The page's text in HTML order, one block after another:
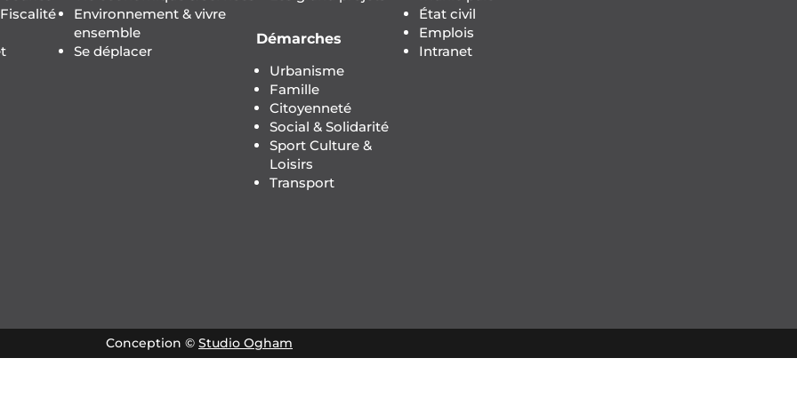
Environnement & vivre
ensemble
Se déplacer
Démarches
Urbanisme
Famille
Citoyenneté
Social & Solidarité
Sport Culture &
Loisirs
Transport
État civil
Emplois
Intranet
Conception © Studio Ogham